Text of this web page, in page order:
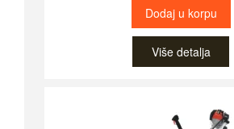
Dodaj u korpu
Više detalja